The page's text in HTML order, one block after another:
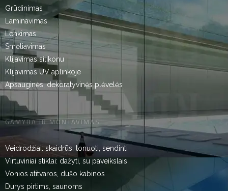
Grūdinimas
Laminavimas
Lenkimas
Smėliavimas
Klijavimas silikonu
Klijavimas UV aplinkoje
Apsauginės, dekoratyvinės plėvelės
GAMYBA IR MONTAVIMAS
Veidrodžiai: skaidrūs, tonuoti, sendinti
Virtuviniai stiklai: dažyti, su paveikslais
Vonios atitvaros, dušo kabinos
Durys pirtims, saunoms